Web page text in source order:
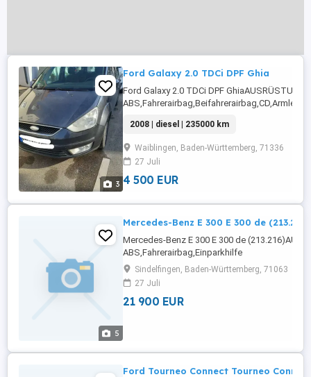
3
Ford Galaxy 2.0 TDCi DPF Ghia
Ford Galaxy 2.0 TDCi DPF GhiaAUSRÜSTUNG:
automatisch ...
2008 | diesel | 235000 km
Waiblingen, Baden-Württemberg, 71336
27 Juli
4 500 EUR
5
Mercedes-Benz E 300 E 300 de (213.216)
Mercedes-Benz E 300 E 300 de
ABS,Fahrerairbag,Einparkhilfe
Rückfahrkamera,Beifahrerairbag,Einparkhilfe
System,Abstandstempomat,Beheizbares
Heckklappe,Servolenkung,LED-
Sindelfingen, Baden-Württemberg, 71063
27 Juli
21 900 EUR
Ford Tourneo Connect Tourneo